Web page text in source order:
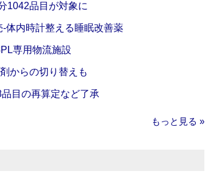
1042品目が対象に
体内時計整える睡眠改善薬
専用物流施設
からの切り替えも
目の再算定など了承
もっと見る »